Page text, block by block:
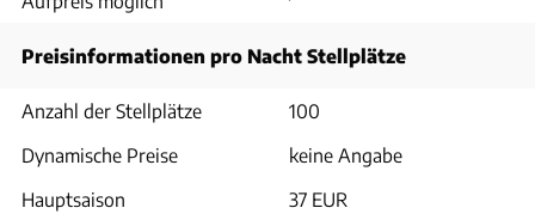
Preisinformationen pro Nacht Stellplätze
Anzahl der Stellplätze
100
Dynamische Preise
keine Angabe
Hauptsaison
37 EUR